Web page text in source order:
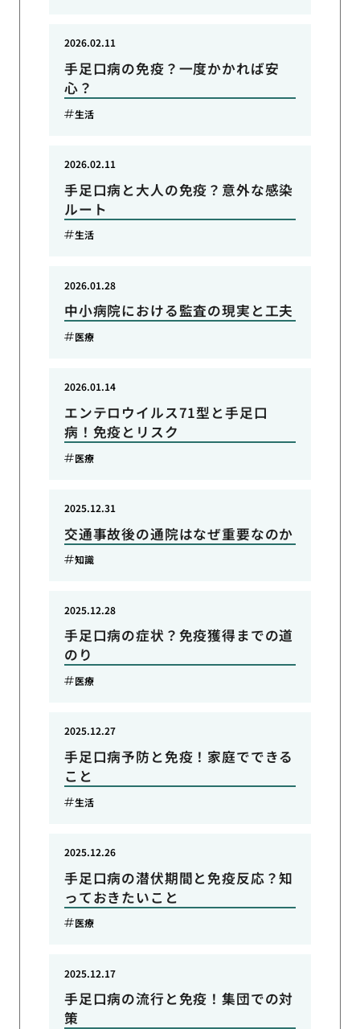
手足口病の免疫？一度かかれば安
心？
2026.02.11
生活
手足口病と大人の免疫？意外な感染
ルート
2026.02.11
生活
中小病院における監査の現実と工夫
2026.01.28
医療
エンテロウイルス71型と手足口
病！免疫とリスク
2026.01.14
医療
交通事故後の通院はなぜ重要なのか
2025.12.31
知識
手足口病の症状？免疫獲得までの道
のり
2025.12.28
医療
手足口病予防と免疫！家庭でできる
こと
2025.12.27
生活
手足口病の潜伏期間と免疫反応？知
っておきたいこと
2025.12.26
医療
手足口病の流行と免疫！集団での対
策
2025.12.17